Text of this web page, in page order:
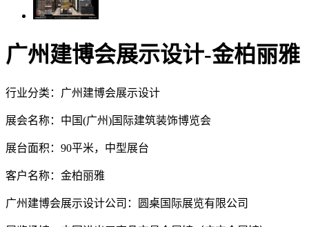
广州建博会展示设计-金柏丽雅
行业分类：广州建博会展示设计
展会名称：中国(广州)国际建筑装饰博览会
展台面积：90平米，中型展台
客户名称：金柏丽雅
广州建博会展示设计公司：圆桌国际展览有限公司